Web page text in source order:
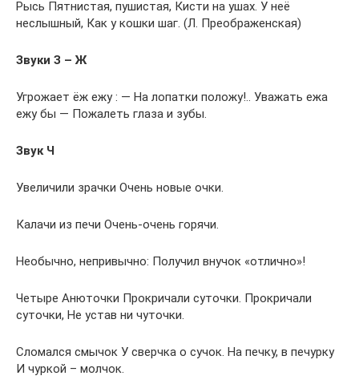
Рысь Пятнистая, пушистая, Кисти на ушах. У неё
неслышный, Как у кошки шаг. (Л. Преображенская)
Звуки З – Ж
Угрожает ёж ежу : — На лопатки положу!.. Уважать ежа
ежу бы — Пожалеть глаза и зубы.
Звук Ч
Увеличили зрачки Очень новые очки.
Калачи из печи Очень-очень горячи.
Необычно, непривычно: Получил внучок «отлично»!
Четыре Анюточки Прокричали суточки. Прокричали
суточки, Не устав ни чуточки.
Сломался смычок У сверчка о сучок. На печку, в печурку
И чуркой – молчок.